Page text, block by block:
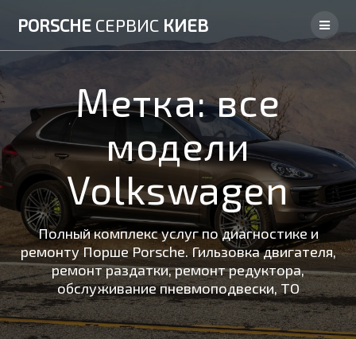
to
content
PORSCHE СЕРВИС КИЕВ
Метка:все
модели
Volkswagen
Полный комплекс услуг по диагностике и
ремонту Порше Porsche. Гильзовка двигателя,
ремонт раздатки, ремонт редуктора,
обслуживание пневмоподвески, ТО